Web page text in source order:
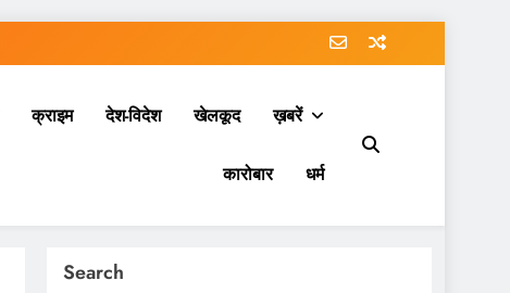
क्राइम देश-विदेश खेलकूद ख़बरें
कारोबार धर्म
Search